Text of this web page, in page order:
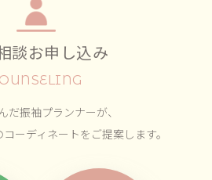
談お申し込み
だ振袖プランナーが、
ーディネートをご提案します。